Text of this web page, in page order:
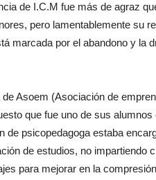
de I.C.M fue más de agraz
pero lamentablemente su
marcada por el abandono y la
Asoem (Asociación de
que fue uno de sus
de psicopedagoga estaba
de estudios, no impartiendo
para mejorar en la